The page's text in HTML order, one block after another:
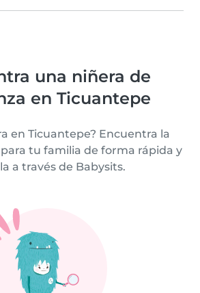
una niñera de
en Ticuantepe
en Ticuantepe? Encuentra la
tu familia de forma rápida y
a través de Babysits.